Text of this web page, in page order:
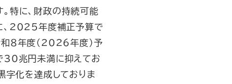
特に、財政の持続可能
、2025年度補正予算で
８年度（2026年度）予
30兆円未満に抑えてお
字化を達成しておりま